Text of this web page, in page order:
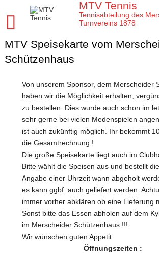
MTV Tennis
Tennisabteilung des
Turnvereins 1878
Startseite MTV Tennis
Sponsoren
Verein
MTV Tennis Abteilungsleitung
Anleitungen und Infos
Platz- und Spielordnung
Vereinssatzung
Unsere Tennis Anlage
Chronik zu 40 Jahre MTV Tennisabteilung
10 Gründe für den MTV
Damen
Damen 50 2026
Herren 1. Mannschaft
Herren 2. Mannschaft
Herren 40
Herren 50
Jugend
Tenniscamps im MTV
Jugendmannschaften im MTV
Bezirksmeisterschaften Jugend
Kreismeisterschaften Jugend
Stadtmeisterschaften Jugend
Midcourt und Kleinfeld Tennis im
Meisterschaften
Clubmeisterschaften im MTV
Regeln für die Clubmeisterschaften
Medenspiele Sommer 2024
Das neue LK System seit 2020
Verbandspokal Sommer 2024
Tennis Training im MTV
Moritz
Trainingskalender
Aktuelles
Presseartikel
Arbeitseinsatz im MTV
Vereinskalender
MTV Speisekarte vom
Schützenhaus
Von unserem Sponsor, dem Merscheider
haben wir die Möglichkeit erhalten,
zu bestellen. Dies wurde auch schon im
sehr gerne bei vielen Medenspielen
ist auch zukünftig möglich. Ihr bekommt
die Gesamtrechnung !
Die große Speisekarte liegt auch im
Bitte wählt die Speisen aus und bestellt
Angabe einer Uhrzeit wann abgeholt
es kann ggbf. auch geliefert werden.
immer vorher abklären ob eine Lieferung
Sonst bitte das Essen abholen auf dem
im Merscheider Schützenhaus !!!
Wir wünschen guten Appetit
Öffnungszeiten :